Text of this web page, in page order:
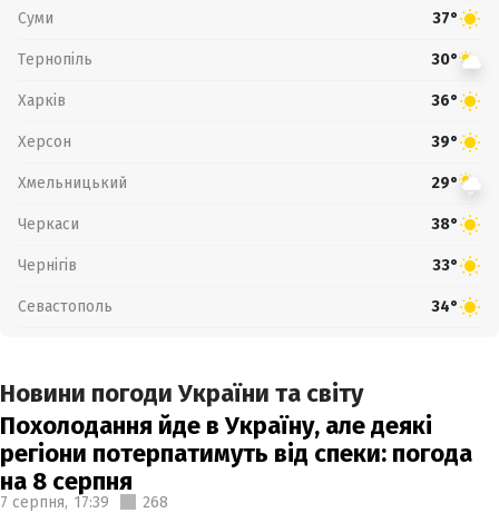
Суми 37°
Тернопіль 30°
Харків 36°
Херсон 39°
Хмельницький 29°
Черкаси 38°
Чернігів 33°
Севастополь 34°
Новини погоди України та світу
Похолодання йде в Україну, але деякі
регіони потерпатимуть від спеки: погода
на 8 серпня
7 серпня, 17:39 268